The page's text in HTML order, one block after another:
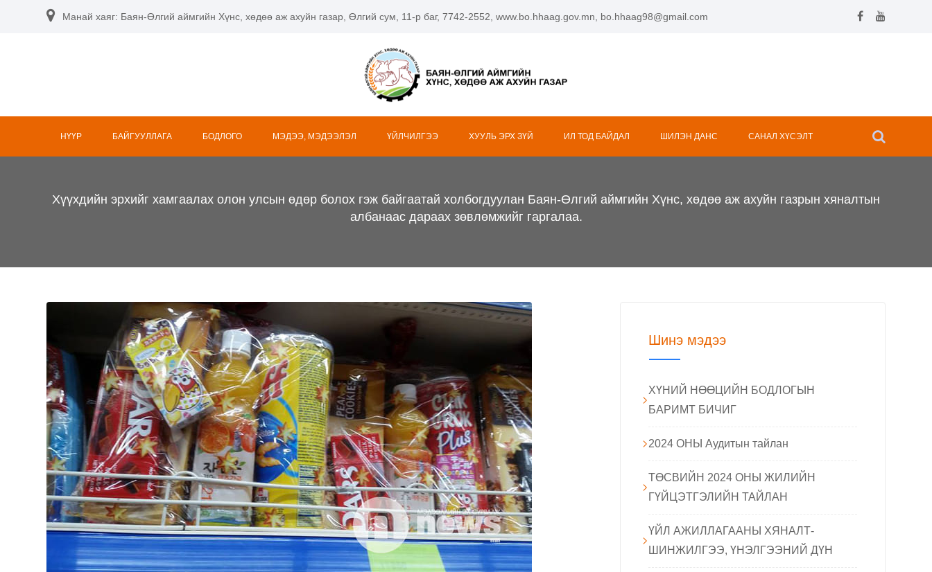
Манай хаяг: Баян-Өлгий аймгийн Хүнс, хөдөө аж ахуйн газар, Өлгий сум, 11-р баг, 7742-2552, www.bo.hhaag.gov.mn, bo.hhaag98@gmail.com
НҮҮР БАЙГУУЛЛАГА БОДЛОГО МЭДЭЭ, МЭДЭЭЛЭЛ ҮЙЛЧИЛГЭЭ ХУУЛЬ ЭРХ ЗҮЙ ИЛ ТОД БАЙДАЛ ШИЛЭН ДАНС САНАЛ ХҮСЭЛТ
Хүүхдийн эрхийг хамгаалах олон улсын өдөр болох гэж байгаатай холбогдуулан Баян-Өлгий аймгийн Хүнс, хөдөө аж ахуйн газрын хяналтын
албанаас дараах зөвлөмжийг гаргалаа.
Шинэ мэдээ
ХҮНИЙ НӨӨЦИЙН БОДЛОГЫН
БАРИМТ БИЧИГ
2024 ОНЫ Аудитын тайлан
ТӨСВИЙН 2024 ОНЫ ЖИЛИЙН
ГҮЙЦЭТГЭЛИЙН ТАЙЛАН
ҮЙЛ АЖИЛЛАГААНЫ ХЯНАЛТ-
ШИНЖИЛГЭЭ, ҮНЭЛГЭЭНИЙ ДҮН